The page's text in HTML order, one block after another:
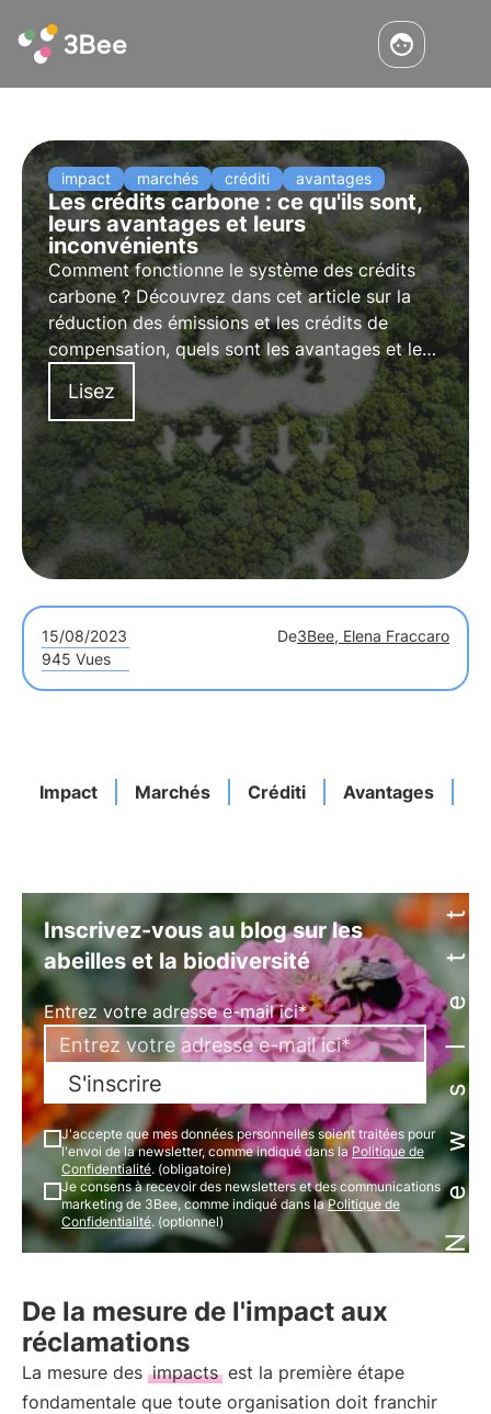
impact marchés créditi avantages
Les crédits carbone : ce qu'ils sont,
leurs avantages et leurs
inconvénients
Comment fonctionne le système des crédits
carbone ? Découvrez dans cet article sur la
réduction des émissions et les crédits de
compensation, quels sont les avantages et les
points critiques. Apprenez-en plus avec Pills
from the Oasis, l'académie numérique de 3Bee
pour les professionnels du développement
durable.
Lisez
15/08/2023 De3Bee, Elena Fraccaro
945 Vues
Impact Marchés Créditi Avantages Newsletter
Inscrivez-vous au blog sur les
abeilles et la biodiversité
Entrez votre adresse e-mail ici*
S'inscrire
J'accepte que mes données personnelles soient traitées pour
l'envoi de la newsletter, comme indiqué dans laPolitique de
Confidentialité. (obligatoire)
Je consens à recevoir des newsletters et des communications
marketing de 3Bee, comme indiqué dans laPolitique de
Confidentialité. (optionnel)
De la mesure de l'impact aux
réclamations
La mesure des impacts est la première étape
fondamentale que toute organisation doit franchir